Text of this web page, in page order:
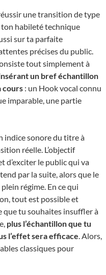
une transition de type
habileté technique
sur ta parfaite
précises du public.
tout simplement à
un bref échantillon
cours : un Hook vocal connu
imparable, une partie
indice sonore du titre à
réelle. L’objectif
d’exciter le public qui va
par la suite, alors que le
régime. En ce qui
tout est possible et
tu souhaites insuffler à
plus l’échantillon que tu
l’effet sera efficace. Alors,
classiques pour